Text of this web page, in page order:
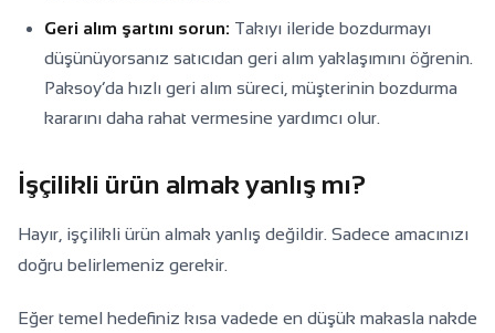
Geri alım şartını sorun: Takıyı ileride bozdurmayı
düşünüyorsanız satıcıdan geri alım yaklaşımını öğrenin.
Paksoy’da hızlı geri alım süreci, müşterinin bozdurma
kararını daha rahat vermesine yardımcı olur.
İşçilikli ürün almak yanlış mı?
Hayır, işçilikli ürün almak yanlış değildir. Sadece amacınızı
doğru belirlemeniz gerekir.
Eğer temel hedefiniz kısa vadede en düşük makasla nakde